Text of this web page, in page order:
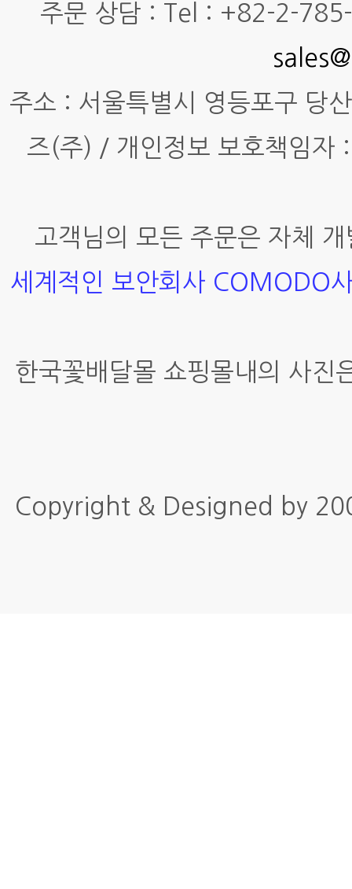
주문 상담 : Tel : +82-2-
주소 : 서울특별시 영등포구 당
즈(주) / 개인정보 보호책임
고객님의 모든 주문은 자체
세계적인 보안회사 COMODO
한국꽃배달몰 쇼핑몰내의 사진
Copyright & Designed by